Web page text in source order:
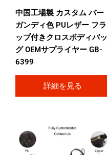
中国工場製 カスタム バー
ガンディ色 PUレザー フラ
ップ付きクロスボディバッ
グ OEMサプライヤー GB-
6399
詳細を見る